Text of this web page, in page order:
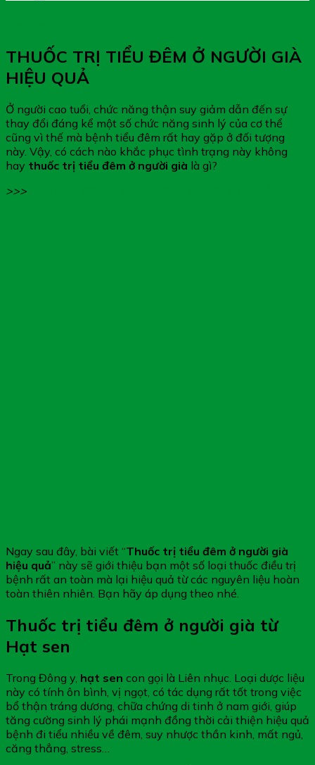
THUỐC TRỊ TIỂU ĐÊM Ở NGƯỜI GIÀ
HIỆU QUẢ
Ở người cao tuổi, chức năng thận suy giảm dẫn đến sự
thay đổi đáng kể một số chức năng sinh lý của cơ thể
cũng vì thế mà bệnh tiểu đêm rất hay gặp ở đối tượng
này. Vậy, có cách nào khắc phục tình trạng này không
hay thuốc trị tiểu đêm ở người già là gì?
>>>
Ngay sau đây, bài viết “Thuốc trị tiểu đêm ở người già
hiệu quả” này sẽ giới thiệu bạn một số loại thuốc điều trị
bệnh rất an toàn mà lại hiệu quả từ các nguyên liệu hoàn
toàn thiên nhiên. Bạn hãy áp dụng theo nhé.
Thuốc trị tiểu đêm ở người già từ
Hạt sen
Trong Đông y, hạt sen con gọi là Liên nhục. Loại dược liệu
này có tính ôn bình, vị ngọt, có tác dụng rất tốt trong việc
bổ thận tráng dương, chữa chứng di tinh ở nam giới, giúp
tăng cường sinh lý phái mạnh đồng thời cải thiện hiệu quả
bệnh đi tiểu nhiều về đêm, suy nhược thần kinh, mất ngủ,
căng thẳng, stress…